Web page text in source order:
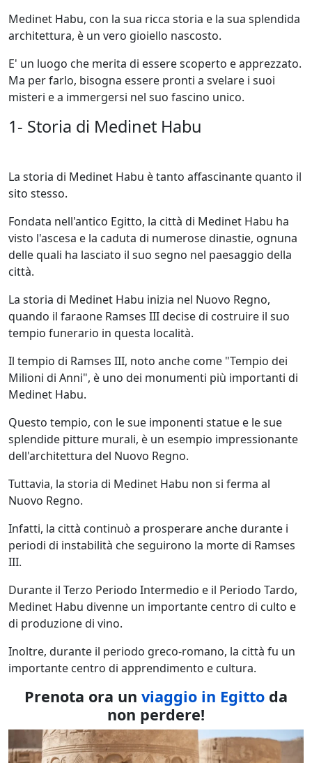
Medinet Habu, con la sua ricca storia e la sua splendida
architettura, è un vero gioiello nascosto.
E' un luogo che merita di essere scoperto e apprezzato.
Ma per farlo, bisogna essere pronti a svelare i suoi
misteri e a immergersi nel suo fascino unico.
1- Storia di Medinet Habu
La storia di Medinet Habu è tanto affascinante quanto il
sito stesso.
Fondata nell'antico Egitto, la città di Medinet Habu ha
visto l'ascesa e la caduta di numerose dinastie, ognuna
delle quali ha lasciato il suo segno nel paesaggio della
città.
La storia di Medinet Habu inizia nel Nuovo Regno,
quando il faraone Ramses III decise di costruire il suo
tempio funerario in questa località.
Il tempio di Ramses III, noto anche come "Tempio dei
Milioni di Anni", è uno dei monumenti più importanti di
Medinet Habu.
Questo tempio, con le sue imponenti statue e le sue
splendide pitture murali, è un esempio impressionante
dell'architettura del Nuovo Regno.
Tuttavia, la storia di Medinet Habu non si ferma al
Nuovo Regno.
Infatti, la città continuò a prosperare anche durante i
periodi di instabilità che seguirono la morte di Ramses
III.
Durante il Terzo Periodo Intermedio e il Periodo Tardo,
Medinet Habu divenne un importante centro di culto e
di produzione di vino.
Inoltre, durante il periodo greco-romano, la città fu un
importante centro di apprendimento e cultura.
Prenota ora un viaggio in Egitto da
non perdere!